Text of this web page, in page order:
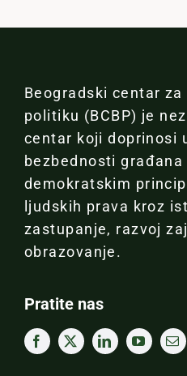
Beogradski centar za
politiku (BCBP) je
centar koji doprinosi
bezbednosti građana
demokratskim
ljudskih prava kroz
zastupanje, razvoj
obrazovanje.
Pratite nas